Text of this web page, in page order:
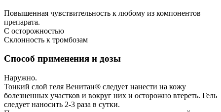
Повышенная чувствительность к любому из компонентов
препарата.
С осторожностью
Склонность к тромбозам
Способ применения и дозы
Наружно.
Тонкий слой геля Венитан® следует нанести на кожу
болезненных участков и вокруг них и осторожно втереть. Гель
следует наносить 2-3 раза в сутки.